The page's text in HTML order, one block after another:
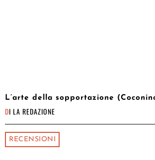
L’arte della sopportazione
DI LA REDAZIONE
RECENSIONI